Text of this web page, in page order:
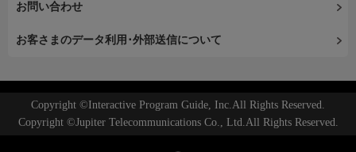
お問い合わせ
お客さまのデータ利用･外部送信について
Copyright ©Interactive Program Guide, Inc.All Rights Reserved.
Copyright ©Jupiter Telecommunications Co., Ltd.All Rights Reserved.